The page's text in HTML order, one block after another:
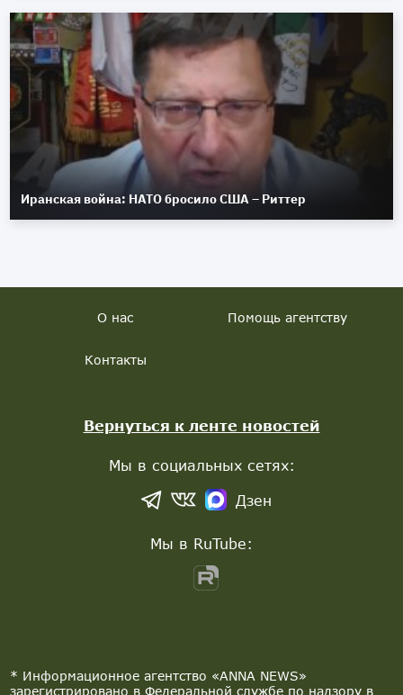
Иранская война: НАТО бросило США – Риттер
* Информационное агентство «ANNA NEWS»
зарегистрировано в Федеральной службе по надзору в
О нас Помощь агентству
Контакты
Вернуться к ленте новостей
Мы в социальных сетях:
Дзен
Мы в RuTube: